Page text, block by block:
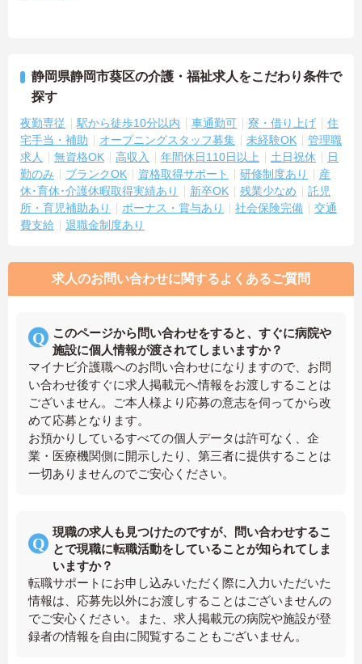
静岡県静岡市葵区の介護・福祉求人をこだわり条件で
探す
夜勤専従 駅から徒歩10分以内 車通勤可 寮・借り上げ
住
宅手当・補助
オープニングスタッフ募集 未経験OK
管理職
求人
無資格OK 高収入 年間休日110日以上 土日祝休
日
勤のみ
ブランクOK 資格取得サポート 研修制度あり
産
休･育休･介護休暇取得実績あり
新卒OK 残業少なめ
託児
所・育児補助あり
ボーナス・賞与あり 社会保険完備
交通
費支給
退職金制度あり
求人のお問い合わせに関するよくあるご質問
このページから問い合わせをすると、すぐに病院や
施設に個人情報が渡されてしまいますか？
マイナビ介護職へのお問い合わせになりますので、お問
い合わせ後すぐに求人掲載元へ情報をお渡しすることは
ございません。ご本人様より応募の意志を伺ってから改
めて応募となります。
お預かりしているすべての個人データは許可なく、企
業・医療機関側に開示したり、第三者に提供することは
一切ありませんのでご安心ください。
現職の求人も見つけたのですが、問い合わせするこ
とで現職に転職活動をしていることが知られてしま
いますか？
転職サポートにお申し込みいただく際に入力いただいた
情報は、応募先以外にお渡しすることはございませんの
でご安心ください。また、求人掲載元の病院や施設が登
録者の情報を自由に閲覧することもございません。